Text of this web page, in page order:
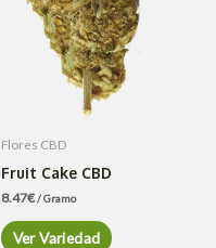
Flores CBD
Fruit Cake CBD
8.47€/ Gramo
Ver Variedad